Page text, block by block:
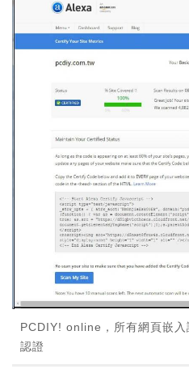
PCDIY! online，所有網頁嵌
認證